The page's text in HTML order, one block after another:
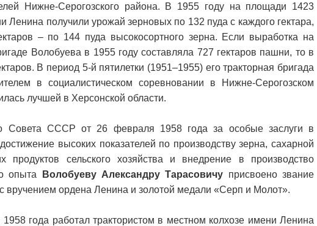
Нижне-Серогозского района. В 1955 году на площади 1423
Ленина получили урожай зерновых по 132 пуда с каждого гектара,
– по 144 пуда высокосортного зерна. Если выработка на
Волобуева в 1955 году составляла 727 гектаров пашни, то в
В период 5-й пятилетки (1951–1955) его тракторная бригада
в социалистическом соревновании в Нижне-Серогозском
лучшей в Херсонской области.
Совета СССР от 26 февраля 1958 года за особые заслуги в
высоких показателей по производству зерна, сахарной
сельского хозяйства и внедрение в производство
опыта
Волобуеву Александру Тарасовичу присвоено звание
вручением ордена Ленина и золотой медали «Серп и Молот».
года работал трактористом в местном колхозе имени Ленина